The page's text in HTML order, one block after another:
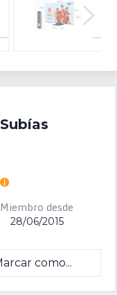
Miembro desde
28/06/2015
como...